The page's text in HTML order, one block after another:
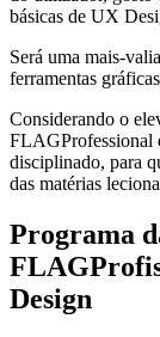
básicas de UX
Será uma mais-
ferramentas
Considerando o
FLAGProfessional
disciplinado, para
das matérias
Programa
Design